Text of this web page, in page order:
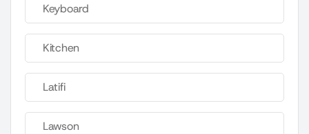
Keyboard
Kitchen
Latifi
Lawson